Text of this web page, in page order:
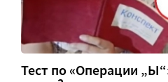
Тест по «Операции